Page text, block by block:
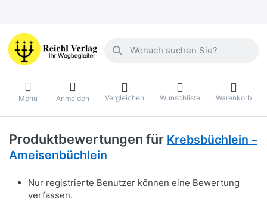
Geben Sie einen Suchbegriff ein.
Menü Anmelden Vergleichen Wunschliste Warenkorb
Produktbewertungen für Krebsbüchlein –
Ameisenbüchlein
Nur registrierte Benutzer können eine Bewertung
verfassen.